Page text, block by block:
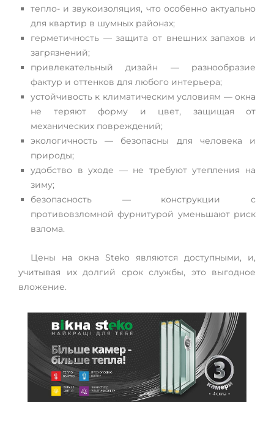
тепло- и звукоизоляция, что особенно актуально
для квартир в шумных районах;
герметичность — защита от внешних запахов и
загрязнений;
привлекательный дизайн — разнообразие
фактур и оттенков для любого интерьера;
устойчивость к климатическим условиям — окна
не теряют форму и цвет, защищая от
механических повреждений;
экологичность — безопасны для человека и
природы;
удобство в уходе — не требуют утепления на
зиму;
безопасность — конструкции с
противовзломной фурнитурой уменьшают риск
взлома.
Цены на окна Steko являются доступными, и,
учитывая их долгий срок службы, это выгодное
вложение.